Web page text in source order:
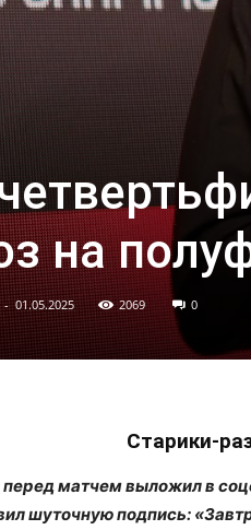
на
- 01.05.2025 2069 0
Старики-
матчем выложил в
шуточную подпись: